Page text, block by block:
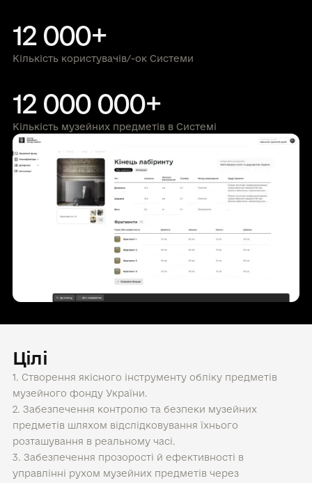
12 000+
Кількість користувачів/-ок Системи
12 000 000+
Кількість музейних предметів в Системі
Цілі
1. Створення якісного інструменту обліку предметів
музейного фонду України.
2. Забезпечення контролю та безпеки музейних
предметів шляхом відслідковування їхнього
розташування в реальному часі.
3. Забезпечення прозорості й ефективності в
управлінні рухом музейних предметів через